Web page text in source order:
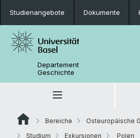
Studienangebote Dokumente
Departement
Geschichte
Bereiche
Osteuropäische
Studium
Exkursionen Polen